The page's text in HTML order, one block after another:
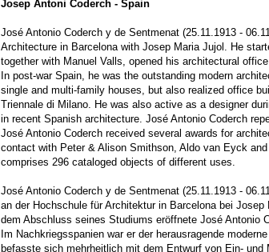
Josep Antoni Coderch - Spain
José Antonio Coderch y de Sentmenat (25.11.1913 -
Architecture in Barcelona with Josep Maria Jujol. He
together with Manuel Valls, opened his architectural
In post-war Spain, he was the outstanding modern
single and multi-family houses, but also realized office
Triennale di Milano. He was also active as a designer
in recent Spanish architecture. José Antonio Coderch
José Antonio Coderch received several awards for
contact with Peter & Alison Smithson, Aldo van Eyck
comprises 296 cataloged objects of different uses.
José Antonio Coderch y de Sentmenat (25.11.1913 -
an der Hochschule für Architektur in Barcelona bei
dem Abschluss seines Studiums eröffnete José Antonio
Im Nachkriegsspanien war er der herausragende
befasste sich mehrheitlich mit dem Entwurf von Ein- und